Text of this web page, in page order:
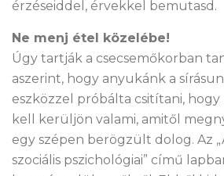
érzéseiddel, érvekkel bemutasd.
Ne menj étel közelébe!
Úgy tartják a csecsemőkorban
aszerint, hogy anyukánk a
eszközzel próbálta csitítani,
kell kerüljön valami, amitől
egy szépen berögzült dolog. Az
szociális pszichológiai” című